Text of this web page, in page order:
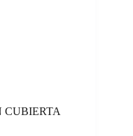
CUBIERTA